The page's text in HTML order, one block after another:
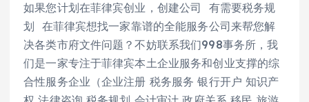
如果您计划在菲律宾创业，创建公司 有需要税务规
划 在菲律宾想找一家靠谱的全能服务公司来帮您解
决各类市府文件问题？不妨联系我们998事务所，我
们是一家专注于菲律宾本土企业服务和创业支撑的综
合性服务企业（企业注册 税务服务 银行开户 知识产